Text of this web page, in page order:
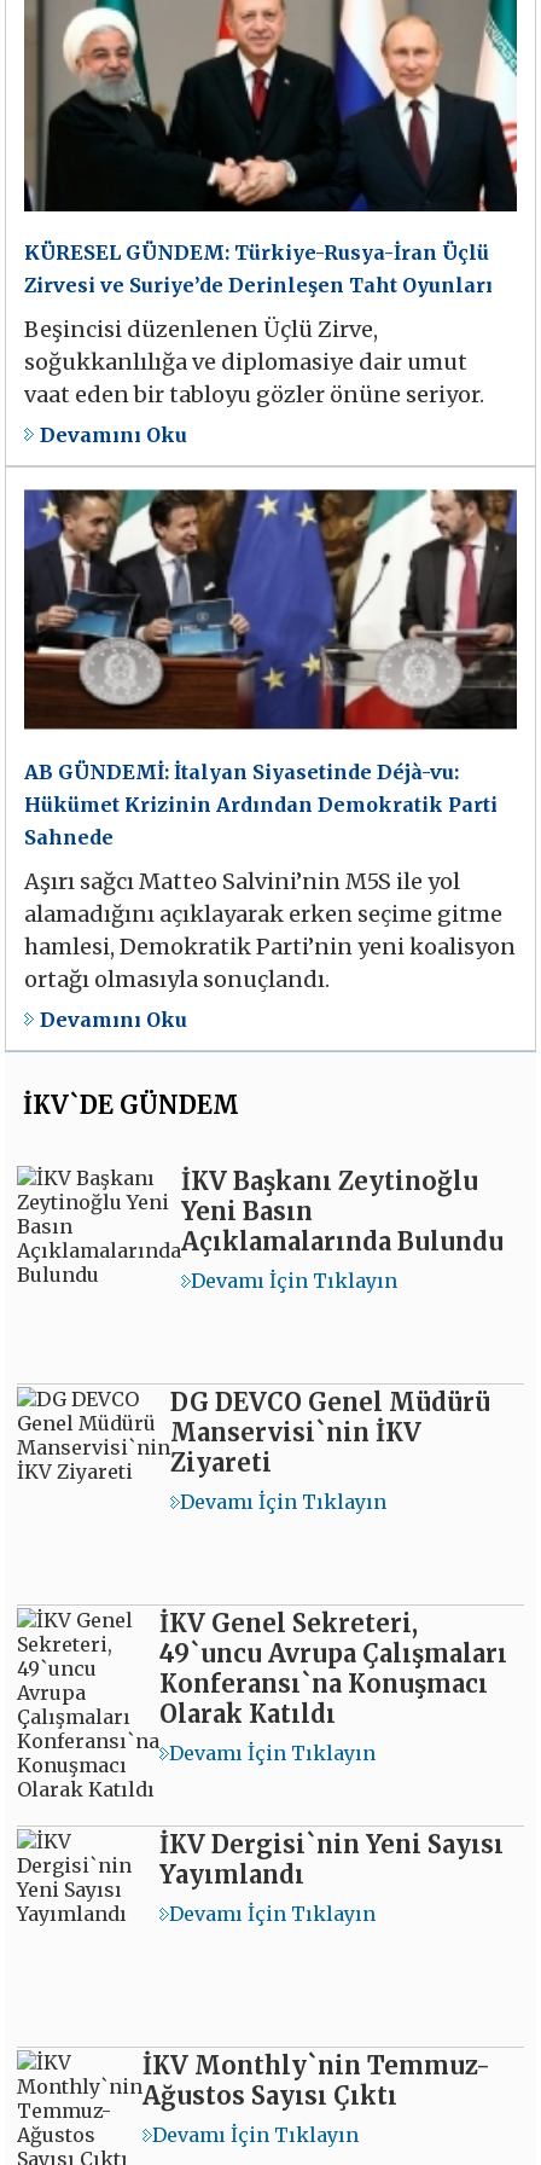
KÜRESEL GÜNDEM: Türkiye-Rusya-İran Üçlü
Zirvesi ve Suriye’de Derinleşen Taht Oyunları
Beşincisi düzenlenen Üçlü Zirve,
soğukkanlılığa ve diplomasiye dair umut
vaat eden bir tabloyu gözler önüne seriyor.
Devamını Oku
AB GÜNDEMİ: İtalyan Siyasetinde Déjà-vu:
Hükümet Krizinin Ardından Demokratik Parti
Sahnede
Aşırı sağcı Matteo Salvini’nin M5S ile yol
alamadığını açıklayarak erken seçime gitme
hamlesi, Demokratik Parti’nin yeni koalisyon
ortağı olmasıyla sonuçlandı.
Devamını Oku
İKV`DE GÜNDEM
İKV Başkanı Zeytinoğlu
Yeni Basın
Açıklamalarında Bulundu
Devamı İçin Tıklayın
DG DEVCO Genel Müdürü
Manservisi`nin İKV
Ziyareti
Devamı İçin Tıklayın
İKV Genel Sekreteri,
49`uncu Avrupa Çalışmaları
Konferansı`na Konuşmacı
Olarak Katıldı
Devamı İçin Tıklayın
İKV Dergisi`nin Yeni Sayısı
Yayımlandı
Devamı İçin Tıklayın
İKV Monthly`nin Temmuz-
Ağustos Sayısı Çıktı
Devamı İçin Tıklayın